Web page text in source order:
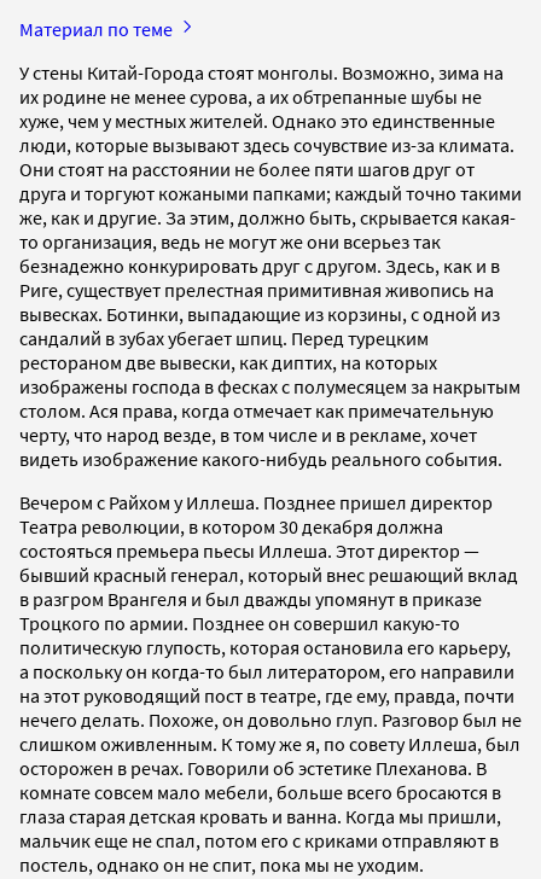
Материал по теме
У стены Китай-Города стоят монголы. Возможно, зима на
их родине не менее сурова, а их обтрепанные шубы не
хуже, чем у местных жителей. Однако это единственные
люди, которые вызывают здесь сочувствие из-за климата.
Они стоят на расстоянии не более пяти шагов друг от
друга и торгуют кожаными папками; каждый точно такими
же, как и другие. За этим, должно быть, скрывается какая-
то организация, ведь не могут же они всерьез так
безнадежно конкурировать друг с другом. Здесь, как и в
Риге, существует прелестная примитивная живопись на
вывесках. Ботинки, выпадающие из корзины, с одной из
сандалий в зубах убегает шпиц. Перед турецким
рестораном две вывески, как диптих, на которых
изображены господа в фесках с полумесяцем за накрытым
столом. Ася права, когда отмечает как примечательную
черту, что народ везде, в том числе и в рекламе, хочет
видеть изображение какого-нибудь реального события.
Вечером с Райхом у Иллеша. Позднее пришел директор
Театра революции, в котором 30 декабря должна
состояться премьера пьесы Иллеша. Этот директор —
бывший красный генерал, который внес решающий вклад
в разгром Врангеля и был дважды упомянут в приказе
Троцкого по армии. Позднее он совершил какую-то
политическую глупость, которая остановила его карьеру,
а поскольку он когда-то был литератором, его направили
на этот руководящий пост в театре, где ему, правда, почти
нечего делать. Похоже, он довольно глуп. Разговор был не
слишком оживленным. К тому же я, по совету Иллеша, был
осторожен в речах. Говорили об эстетике Плеханова. В
комнате совсем мало мебели, больше всего бросаются в
глаза старая детская кровать и ванна. Когда мы пришли,
мальчик еще не спал, потом его с криками отправляют в
постель, однако он не спит, пока мы не уходим.